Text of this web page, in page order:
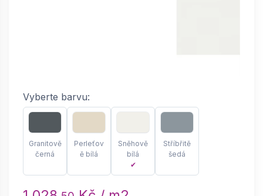
Vyberte barvu:
Granitově
černá
Perleťov
ě bílá
Sněhově
bílá
✔
Stříbřitě
šedá